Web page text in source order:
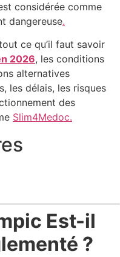
considérée comme
dangereuse.
ce qu’il faut savoir
2026, les conditions
alternatives
les délais, les risques
des
Slim4Medoc.
Est-il
?